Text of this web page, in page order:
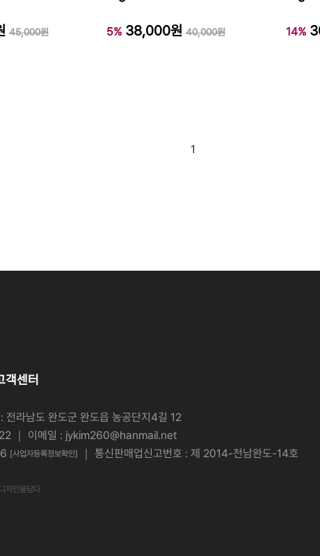
45,000원 5% 38,000원 40,000원 14%
1
객센터
전라남도 완도군 완도읍 농공단지4길 12
｜ 이메일 : jykim260@hanmail.net
[사업자등록정보확인] ｜ 통신판매업신고번호 : 제 2014-전남완도-14호
자인을담다